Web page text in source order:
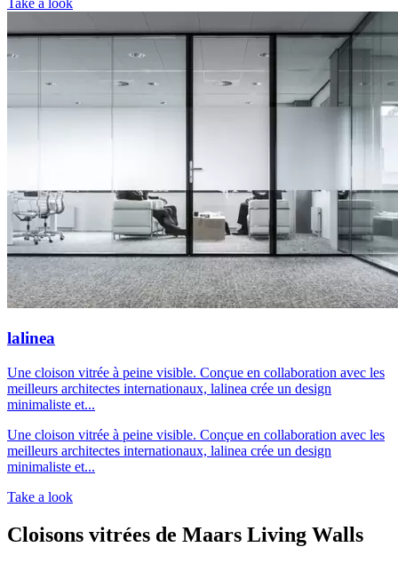
Take a look
lalinea
Une cloison vitrée à peine visible. Conçue en collaboration avec les
meilleurs architectes internationaux, lalinea crée un design
minimaliste et...
Une cloison vitrée à peine visible. Conçue en collaboration avec les
meilleurs architectes internationaux, lalinea crée un design
minimaliste et...
Take a look
Cloisons vitrées de Maars Living Walls